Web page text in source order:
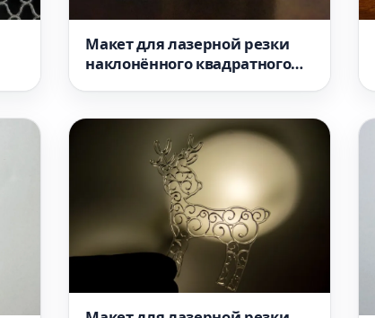
Макет для лазерной резки
наклонённого квадратного